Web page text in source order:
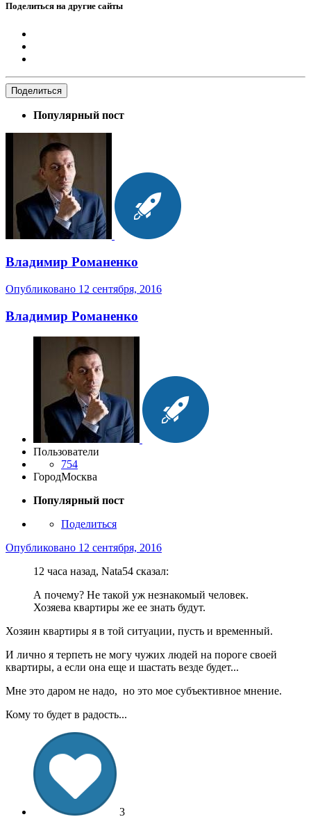
Поделиться на другие сайты
Поделиться
Популярный пост
Владимир Романенко
Опубликовано 12 сентября, 2016
Владимир Романенко
Пользователи
754
ГородМосква
Популярный пост
Поделиться
Опубликовано 12 сентября, 2016
12 часа назад, Nata54 сказал:
А почему? Не такой уж незнакомый человек.
Хозяева квартиры же ее знать будут.
Хозяин квартиры я в той ситуации, пусть и временный.
И лично я терпеть не могу чужих людей на пороге своей
квартиры, а если она еще и шастать везде будет...
Мне это даром не надо, но это мое субъективное мнение.
Кому то будет в радость...
3